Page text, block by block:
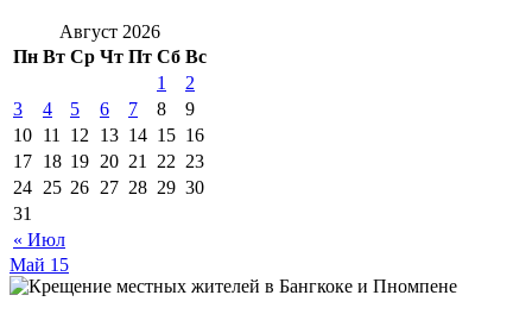
Август 2026
Пн Вт Ср Чт Пт Сб Вс
« Июл
1
2
3
4 5 6 7 8
9
10 11 12 13 14 15 16
17 18 19 20 21 22 23
24 25 26 27 28 29 30
31
Май 15